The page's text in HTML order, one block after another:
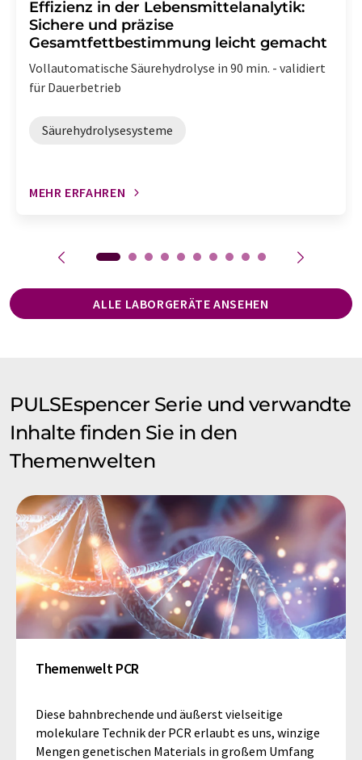
Effizienz in der Lebensmittelanalytik:
Sichere und präzise
Gesamtfettbestimmung leicht gemacht
Vollautomatische Säurehydrolyse in 90 min. - validiert
für Dauerbetrieb
Säurehydrolysesysteme
MEHR ERFAHREN
ALLE LABORGERÄTE ANSEHEN
PULSEspencer Serie und verwandte
Inhalte finden Sie in den
Themenwelten
Themenwelt PCR
Diese bahnbrechende und äußerst vielseitige
molekulare Technik der PCR erlaubt es uns, winzige
Mengen genetischen Materials in großem Umfang